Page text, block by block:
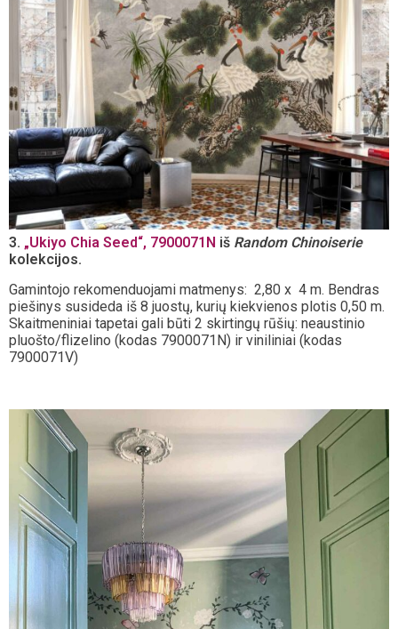
3. „Ukiyo Chia Seed“, 7900071N iš Random Chinoiserie
kolekcijos.
Gamintojo rekomenduojami matmenys: 2,80 x 4 m. Bendras
piešinys susideda iš 8 juostų, kurių kiekvienos plotis 0,50 m.
Skaitmeniniai tapetai gali būti 2 skirtingų rūšių: neaustinio
pluošto/flizelino (kodas 7900071N) ir viniliniai (kodas
7900071V)